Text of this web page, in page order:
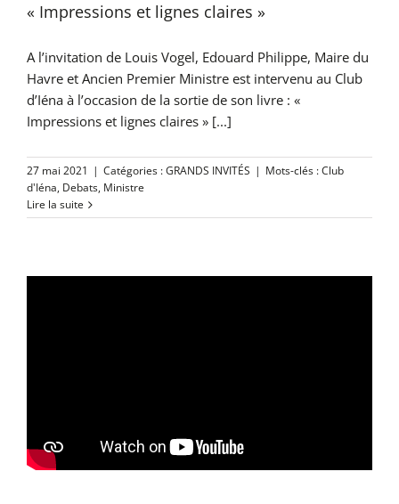
« Impressions et lignes claires »
A l’invitation de Louis Vogel, Edouard Philippe, Maire du
Havre et Ancien Premier Ministre est intervenu au Club
d’Iéna à l’occasion de la sortie de son livre : «
Impressions et lignes claires » [...]
27 mai 2021 | Catégories :GRANDS INVITÉS | Mots-clés :Club
d'Iéna, Debats, Ministre
Lire la suite